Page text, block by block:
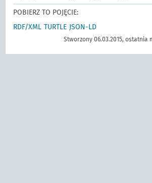
POBIERZ TO POJĘCIE:
RDF/XML TURTLE JSON-LD
Stworzony 06.03.2015, ostatnia